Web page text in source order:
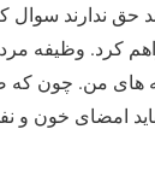
حق ندارند سوال
کرد. وظیفه
های من. چون
امضای خون و